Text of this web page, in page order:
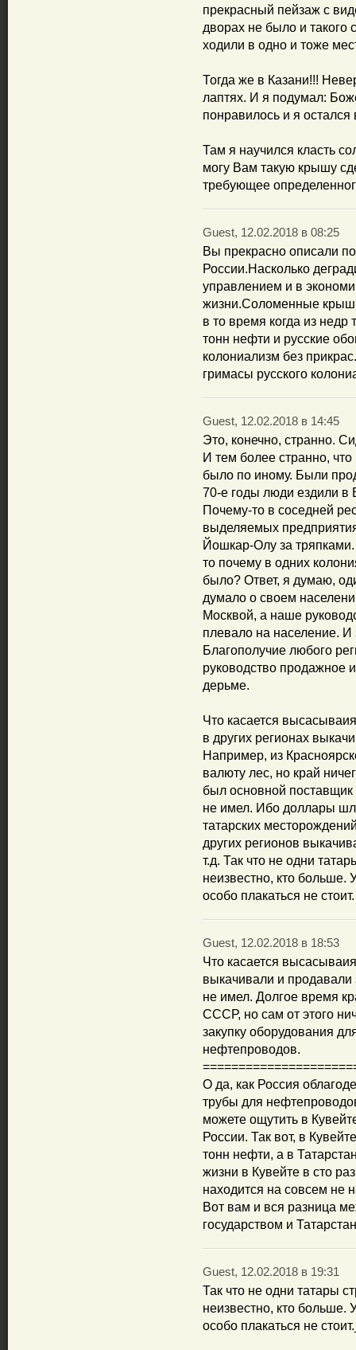
прекрасный пейзаж с
дворах не было и
ходили в одно и тоже
Тогда же в Казани!!!
лаптях. И я подумал:
понравилось и я остался
Там я научился класть
могу Вам такую крышу
требующее
Guest, 12.02.2018 в 08:25
Вы прекрасно описали
России.Насколько
управлением и в
жизни.Соломенные
в то время когда из
тонн нефти и русские
колониализм без
гримасы русского
Guest, 12.02.2018 в 14:45
Это, конечно, странно.
И тем более странно, что
было по иному. Были
70-е годы люди ездили в
Почему-то в соседней
выделяемых
Йошкар-Олу за
то почему в одних
было? Ответ, я думаю,
думало о своем
Москвой, а наше
плевало на население. И
Благополучие любого
руководство продажное
дерьме.
Что касается
в других регионах
Например, из
валюту лес, но край
был основной
не имел. Ибо доллары
татарских
других регионов
т.д. Так что не одни
неизвестно, кто больше.
особо плакаться не стоит.
Guest, 12.02.2018 в 18:53
Что касается
выкачивали и продавали
не имел. Долгое время
СССР, но сам от этого
закупку оборудования
нефтепроводов.
О да, как Россия
трубы для
можете ощутить в
России. Так вот, в
тонн нефти, а в
жизни в Кувейте в сто
находится на совсем не
Вот вам и вся разница
государством и
Guest, 12.02.2018 в 19:31
Так что не одни татары
неизвестно, кто больше.
особо плакаться не